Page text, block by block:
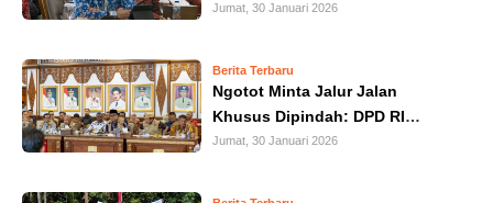
BERITA
Dampak dan Izin PT SAS
Jumat, 30 Januari 2026
Berita Terbaru
Ngotot Minta Jalur Jalan
Khusus Dipindah: DPD RI
Menilai Warga BPR Telah 'Mental
Jumat, 30 Januari 2026